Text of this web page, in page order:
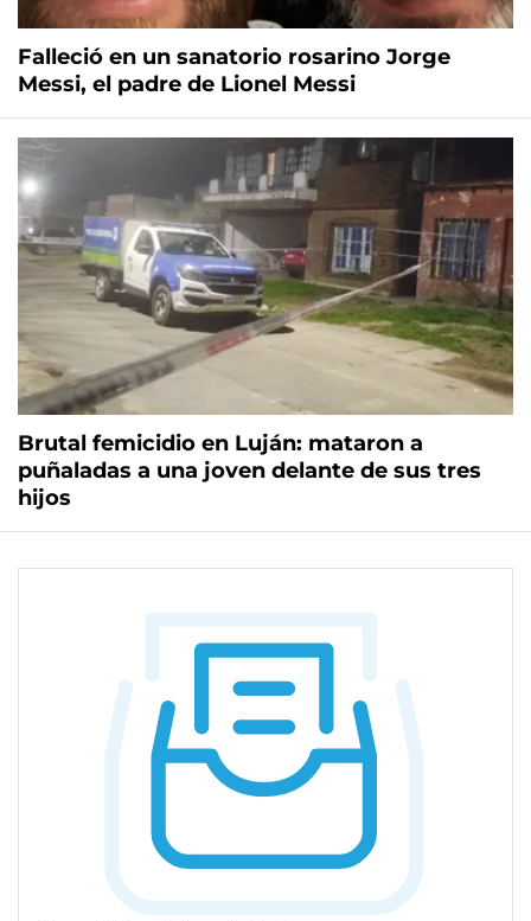
Falleció en un sanatorio rosarino Jorge
Messi, el padre de Lionel Messi
Brutal femicidio en Luján: mataron a
puñaladas a una joven delante de sus tres
hijos